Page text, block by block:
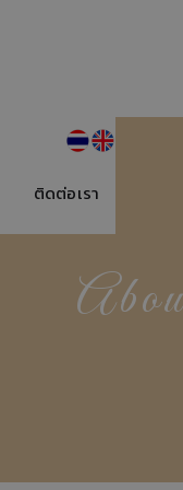
ติดต่อเรา